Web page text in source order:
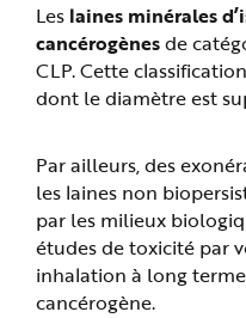
Les laines minérales
cancérogènesde
CLP. Cette
dont le diamètre est
Par ailleurs, des
les laines non
par les milieux
études de toxicité par
inhalation à long
cancérogène.